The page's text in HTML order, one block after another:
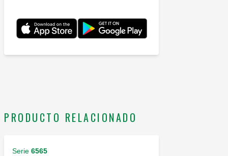
PRODUCTO RELACIONADO
Serie 6565